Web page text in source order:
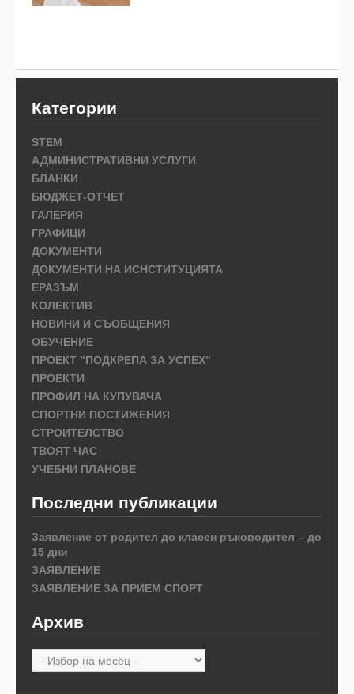
Категории
STEM
АДМИНИСТРАТИВНИ УСЛУГИ
БЛАНКИ
БЮДЖЕТ-ОТЧЕТ
ГАЛЕРИЯ
ГРАФИЦИ
ДОКУМЕНТИ
ДОКУМЕНТИ НА ИСНСТИТУЦИЯТА
ЕРАЗЪМ
КОЛЕКТИВ
НОВИНИ И СЪОБЩЕНИЯ
ОБУЧЕНИЕ
ПРОЕКТ "ПОДКРЕПА ЗА УСПЕХ"
ПРОЕКТИ
ПРОФИЛ НА КУПУВАЧА
СПОРТНИ ПОСТИЖЕНИЯ
СТРОИТЕЛСТВО
ТВОЯТ ЧАС
УЧЕБНИ ПЛАНОВЕ
Последни публикации
Заявление от родител до класен ръководител – до
15 дни
ЗАЯВЛЕНИЕ
ЗАЯВЛЕНИЕ ЗА ПРИЕМ СПОРТ
Архив
Архив